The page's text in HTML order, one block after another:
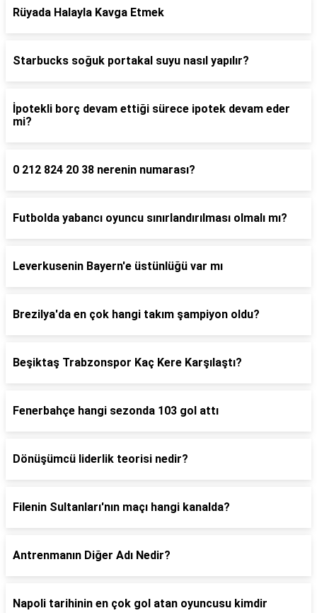
Rüyada Halayla Kavga Etmek
Starbucks soğuk portakal suyu nasıl yapılır?
İpotekli borç devam ettiği sürece ipotek devam eder
mi?
0 212 824 20 38 nerenin numarası?
Futbolda yabancı oyuncu sınırlandırılması olmalı mı?
Leverkusenin Bayern'e üstünlüğü var mı
Brezilya'da en çok hangi takım şampiyon oldu?
Beşiktaş Trabzonspor Kaç Kere Karşılaştı?
Fenerbahçe hangi sezonda 103 gol attı
Dönüşümcü liderlik teorisi nedir?
Filenin Sultanları'nın maçı hangi kanalda?
Antrenmanın Diğer Adı Nedir?
Napoli tarihinin en çok gol atan oyuncusu kimdir